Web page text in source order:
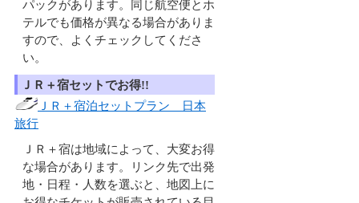
パックがあります。同じ航空便とホ
テルでも価格が異なる場合がありま
すので、よくチェックしてくださ
い。
ＪＲ＋宿セットでお得!!
ＪＲ＋宿泊セットプラン 日本
旅行
ＪＲ＋宿は地域によって、大変お得
な場合があります。リンク先で出発
地・日程・人数を選ぶと、地図上に